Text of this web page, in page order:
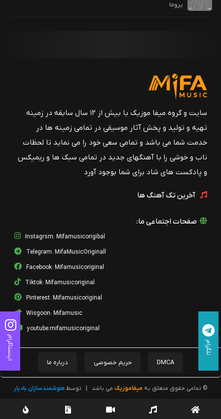
یروما
سایت و گروه میفا موزیک با بیش از ۱۲ سال سابقه در زمینه
تهیه و تولید و پخش آثار موسیقی در تمامی زمینه ها در
خدمت شما می باشد و تمامی سعی خود را می نماید تا لحظات
ناب و خوشی را با آهنگهای جدید در تمامی سبک ها و ریمیکس
و پادکست های شاد برای شما بوجود آورد
آخرین تک آهنگ ها
صفحات اجتماعی ما:
Instagrsm: Mifamusicorigibal
Telegram: MifaMusicOriginall
Facebook: Mifamusicoriginal
Tiktok: Mifamusicoriginal
Pinterest: Mifamusicoriginal
Wisgoon: Mifamusic
youtube:mifamusicoriginal
DMCA حریم خصوصی درباره ما
© تمامی حقوق متعلق به میفاموزیک می باشد توسطهوشمندسازان بادیار
اینستاگرام تلگرام